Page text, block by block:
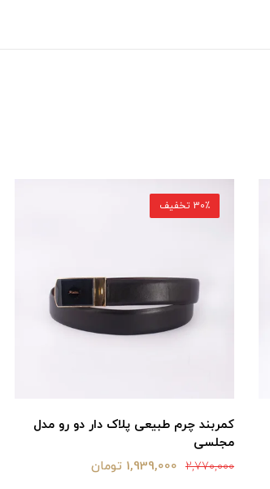
کمربند چرم طبیعی پلاک دار دو رو مدل
مجلسی
2,770,000 1,939,000 تومان
30٪ تخفیف